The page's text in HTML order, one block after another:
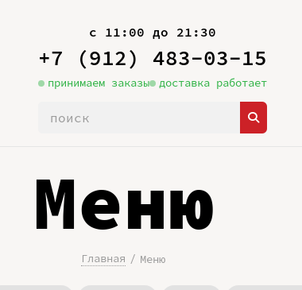
с 11:00 до 21:30
+7 (912) 483-03-15
принимаем заказы доставка работает
Меню
Главная Меню